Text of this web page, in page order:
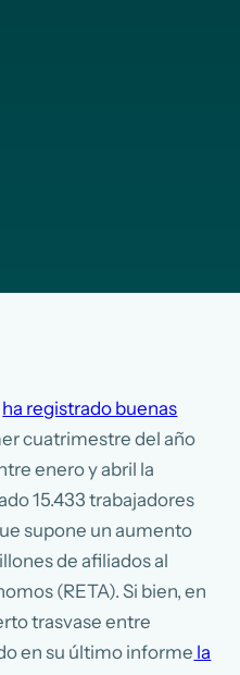
ha registrado buenas
cuatrimestre del año
enero y abril la
15.433 trabajadores
supone un aumento
de afiliados al
(RETA). Si bien, en
trasvase entre
en su último informe la